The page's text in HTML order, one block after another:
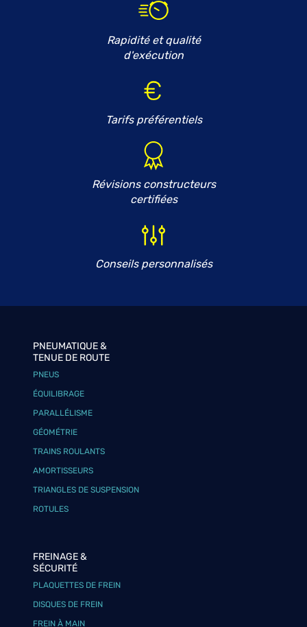
Rapidité et qualité
d'exécution
Tarifs préférentiels
Révisions constructeurs
certifiées
Conseils personnalisés
PNEUMATIQUE &
TENUE DE ROUTE
PNEUS
ÉQUILIBRAGE
PARALLÉLISME
GÉOMÉTRIE
TRAINS ROULANTS
AMORTISSEURS
TRIANGLES DE SUSPENSION
ROTULES
FREINAGE &
SÉCURITÉ
PLAQUETTES DE FREIN
DISQUES DE FREIN
FREIN À MAIN